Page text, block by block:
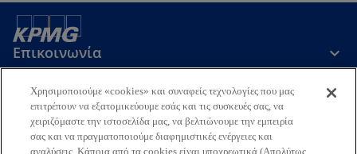
Επικοινωνία
Εταιρεία
Χρησιμοποιούμε «cookies» και συναφείς τεχνολογίες που μας
επιτρέπουν να εξατομικεύουμε εσάς και τις συσκευές σας, να
χειριζόμαστε την ιστοσελίδα μας, να βελτιώνουμε την εμπειρία
σας και να πραγματοποιούμε διαφημιστικές ενέργειες και
αναλύσεις. Κάποια από τα cookies είναι υποχρεωτικά (Απολύτως